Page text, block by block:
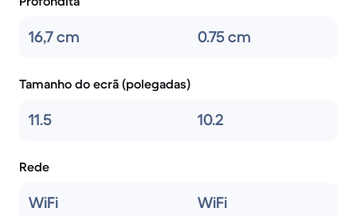
16,7 cm 0.75 cm
Tamanho do ecrã (polegadas)
11.5 10.2
Rede
WiFi WiFi